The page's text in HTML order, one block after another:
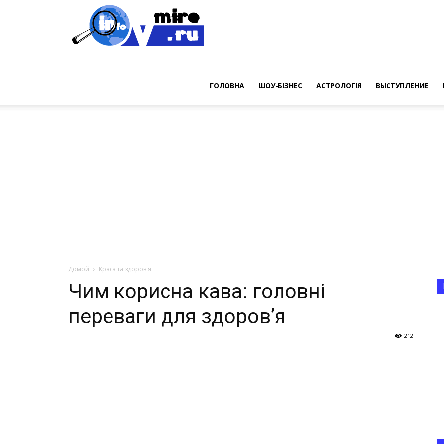
ГОЛОВНА ШОУ-БІЗНЕС АСТРОЛОГІЯ ВЫСТУПЛЕНИЕ
Домой Краса та здоров'я
Чим корисна кава: головні
переваги для здоров’я
212